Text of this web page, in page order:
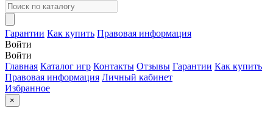
Гарантии Как купить Правовая информация
Войти
Войти
Главная Каталог игр Контакты Отзывы Гарантии Как купить
Правовая информация Личный кабинет
Избранное
×